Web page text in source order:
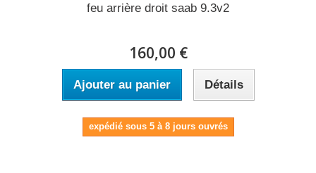
feu arrière droit saab 9.3v2
160,00 €
Ajouter au panier Détails
expédié sous 5 à 8 jours ouvrés